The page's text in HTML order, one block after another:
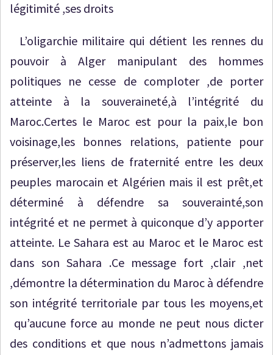
légitimité ,ses droits
L’oligarchie militaire qui détient les rennes du
pouvoir à Alger manipulant des hommes
politiques ne cesse de comploter ,de porter
atteinte à la souveraineté,à l’intégrité du
Maroc.Certes le Maroc est pour la paix,le bon
voisinage,les bonnes relations, patiente pour
préserver,les liens de fraternité entre les deux
peuples marocain et Algérien mais il est prêt,et
déterminé à défendre sa souverainté,son
intégrité et ne permet à quiconque d’y apporter
atteinte. Le Sahara est au Maroc et le Maroc est
dans son Sahara .Ce message fort ,clair ,net
,démontre la détermination du Maroc à défendre
son intégrité territoriale par tous les moyens,et
qu’aucune force au monde ne peut nous dicter
des conditions et que nous n’admettons jamais